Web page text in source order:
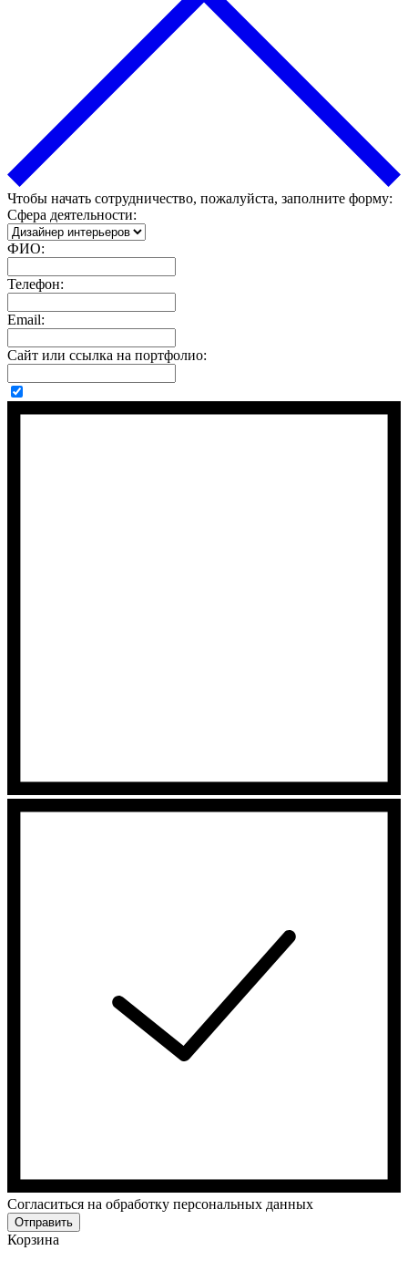
Чтобы начать сотрудничество, пожалуйста, заполните форму:
Сфера деятельности:
ФИО:
Телефон:
Email:
Сайт или ссылка на портфолио:
Cогласиться на обработку персональных данных
Отправить
Корзина